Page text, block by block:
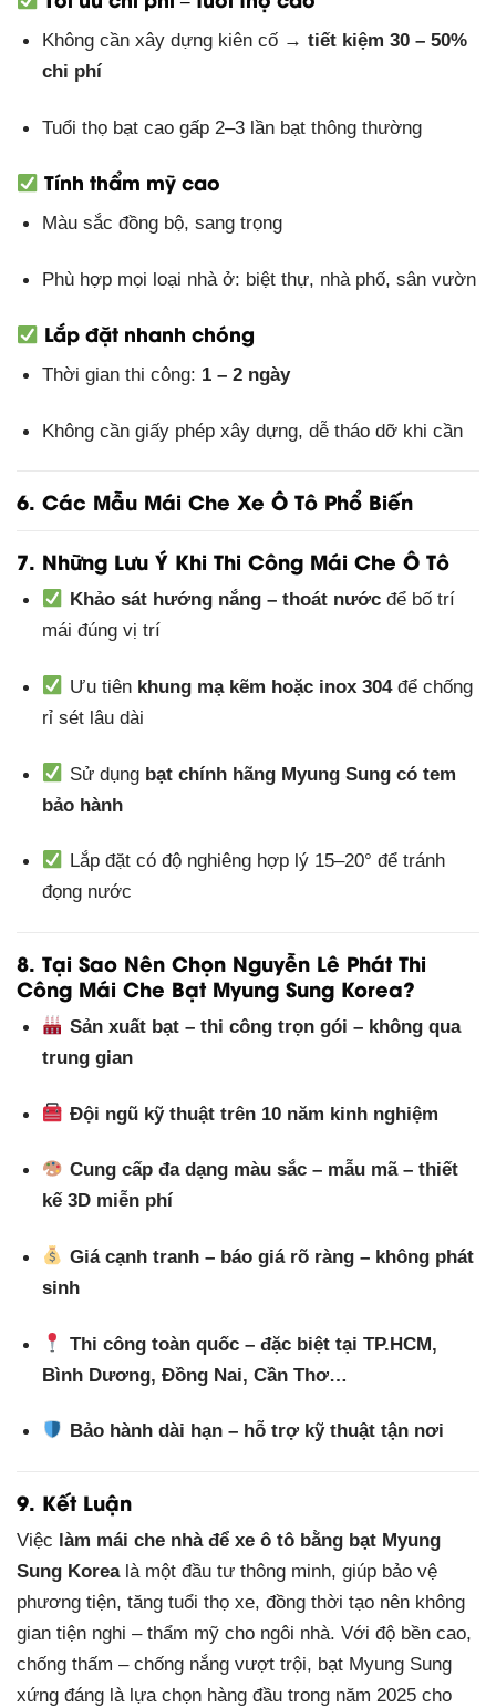
Không cần xây dựng kiên cố → tiết kiệm 30 – 50%
chi phí
Tuổi thọ bạt cao gấp 2–3 lần bạt thông thường
Tính thẩm mỹ cao
Màu sắc đồng bộ, sang trọng
Phù hợp mọi loại nhà ở: biệt thự, nhà phố, sân vườn
Lắp đặt nhanh chóng
Thời gian thi công: 1 – 2 ngày
Không cần giấy phép xây dựng, dễ tháo dỡ khi cần
6. Các Mẫu Mái Che Xe Ô Tô Phổ Biến
7. Những Lưu Ý Khi Thi Công Mái Che Ô Tô
Khảo sát hướng nắng – thoát nướcđể bố trí
mái đúng vị trí
Ưu tiên khung mạ kẽm hoặc inox 304để chống
rỉ sét lâu dài
Sử dụng bạt chính hãng Myung Sung có tem
bảo hành
Lắp đặt có độ nghiêng hợp lý 15–20° để tránh
đọng nước
8. Tại Sao Nên Chọn Nguyễn Lê Phát Thi
Công Mái Che Bạt Myung Sung Korea?
Sản xuất bạt – thi công trọn gói – không qua
trung gian
Đội ngũ kỹ thuật trên 10 năm kinh nghiệm
Cung cấp đa dạng màu sắc – mẫu mã – thiết
kế 3D miễn phí
Giá cạnh tranh – báo giá rõ ràng – không phát
sinh
Thi công toàn quốc – đặc biệt tại TP.HCM,
Bình Dương, Đồng Nai, Cần Thơ…
Bảo hành dài hạn – hỗ trợ kỹ thuật tận nơi
9. Kết Luận
Việc làm mái che nhà để xe ô tô bằng bạt Myung
Sung Korealà một đầu tư thông minh, giúp bảo vệ
phương tiện, tăng tuổi thọ xe, đồng thời tạo nên không
gian tiện nghi – thẩm mỹ cho ngôi nhà. Với độ bền cao,
chống thấm – chống nắng vượt trội, bạt Myung Sung
xứng đáng là lựa chọn hàng đầu trong năm 2025 cho